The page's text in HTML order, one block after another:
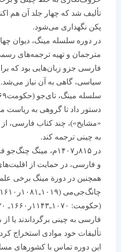
تألیف شد که چهار جلد آن هم اکنون در
پکن نگهداری می‌شود.
مترجمان و تهیه ترجمه‌های رسمی
فارسی جزو زبان‌هایی بود که برای
سیاسی، گاهی به آن نیاز می‌شد.
دستور داد تا گروهی به ریاست
«مشایخ»)، چند کتاب فارسی، از جمله
به چینی ترجمه کند.
در ۸۱۵ر۱۴۰۷م، مینگ چنگ‌جو
و فارسی، در حمایت از اقلیت‌های
همچنین در دورة مینگ برخی علمای
فارسی به چینی برگرداندند یا از
تألیفات خود موادی استخراج کردند. با
این دوره تماس با کشورهای مسلمان